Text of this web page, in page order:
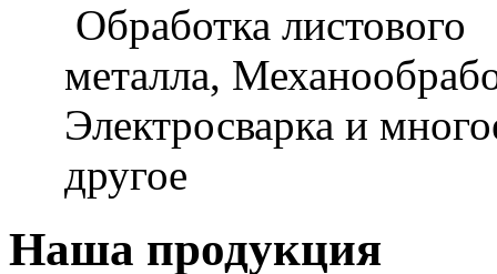
Обработка листового
металла,
Электросварка и
другое
Наша продукция